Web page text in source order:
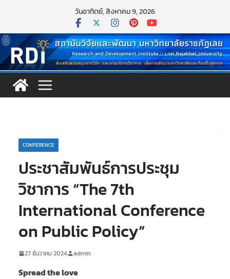
content
วันอาทิตย์, สิงหาคม 9, 2026
CONFERENCE
ประชาสัมพันธ์การประชุม
วิชาการ “The 7th
International Conference
on Public Policy”
27 ธันวาคม 2024 admin
Spread the love